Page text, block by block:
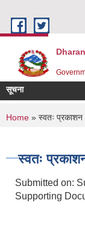
सूचना
You are
Home » स्वतः
स्वतः
Submitted on:
Supporting